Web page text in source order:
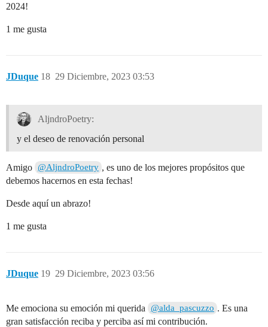
2024!
1 me gusta
JDuque 29 Diciembre, 2023 03:53
18
AljndroPoetry:
y el deseo de renovación personal
Amigo @AljndroPoetry , es uno de los mejores propósitos que
debemos hacernos en esta fechas!
Desde aquí un abrazo!
1 me gusta
JDuque 29 Diciembre, 2023 03:56
19
Me emociona su emoción mi querida @alda_pascuzzo . Es una
gran satisfacción reciba y perciba así mi contribución.